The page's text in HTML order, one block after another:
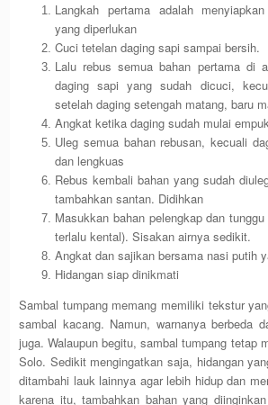
Langkah pertama adalah
yang diperlukan
Cuci tetelan daging sapi sampai bersih.
Lalu rebus semua bahan pertama di
daging sapi yang sudah dicuci,
setelah daging setengah matang, baru
Angkat ketika daging sudah mulai
Uleg semua bahan rebusan, kecuali
dan lengkuas
Rebus kembali bahan yang sudah
tambahkan santan. Didihkan
Masukkan bahan pelengkap dan
terlalu kental). Sisakan airnya sedikit.
Angkat dan sajikan bersama nasi putih
Hidangan siap dinikmati
Sambal tumpang memang memiliki tekstur
sambal kacang. Namun, warnanya berbeda
juga. Walaupun begitu, sambal tumpang tetap
Solo. Sedikit mengingatkan saja, hidangan
ditambahi lauk lainnya agar lebih hidup dan
karena itu, tambahkan bahan yang